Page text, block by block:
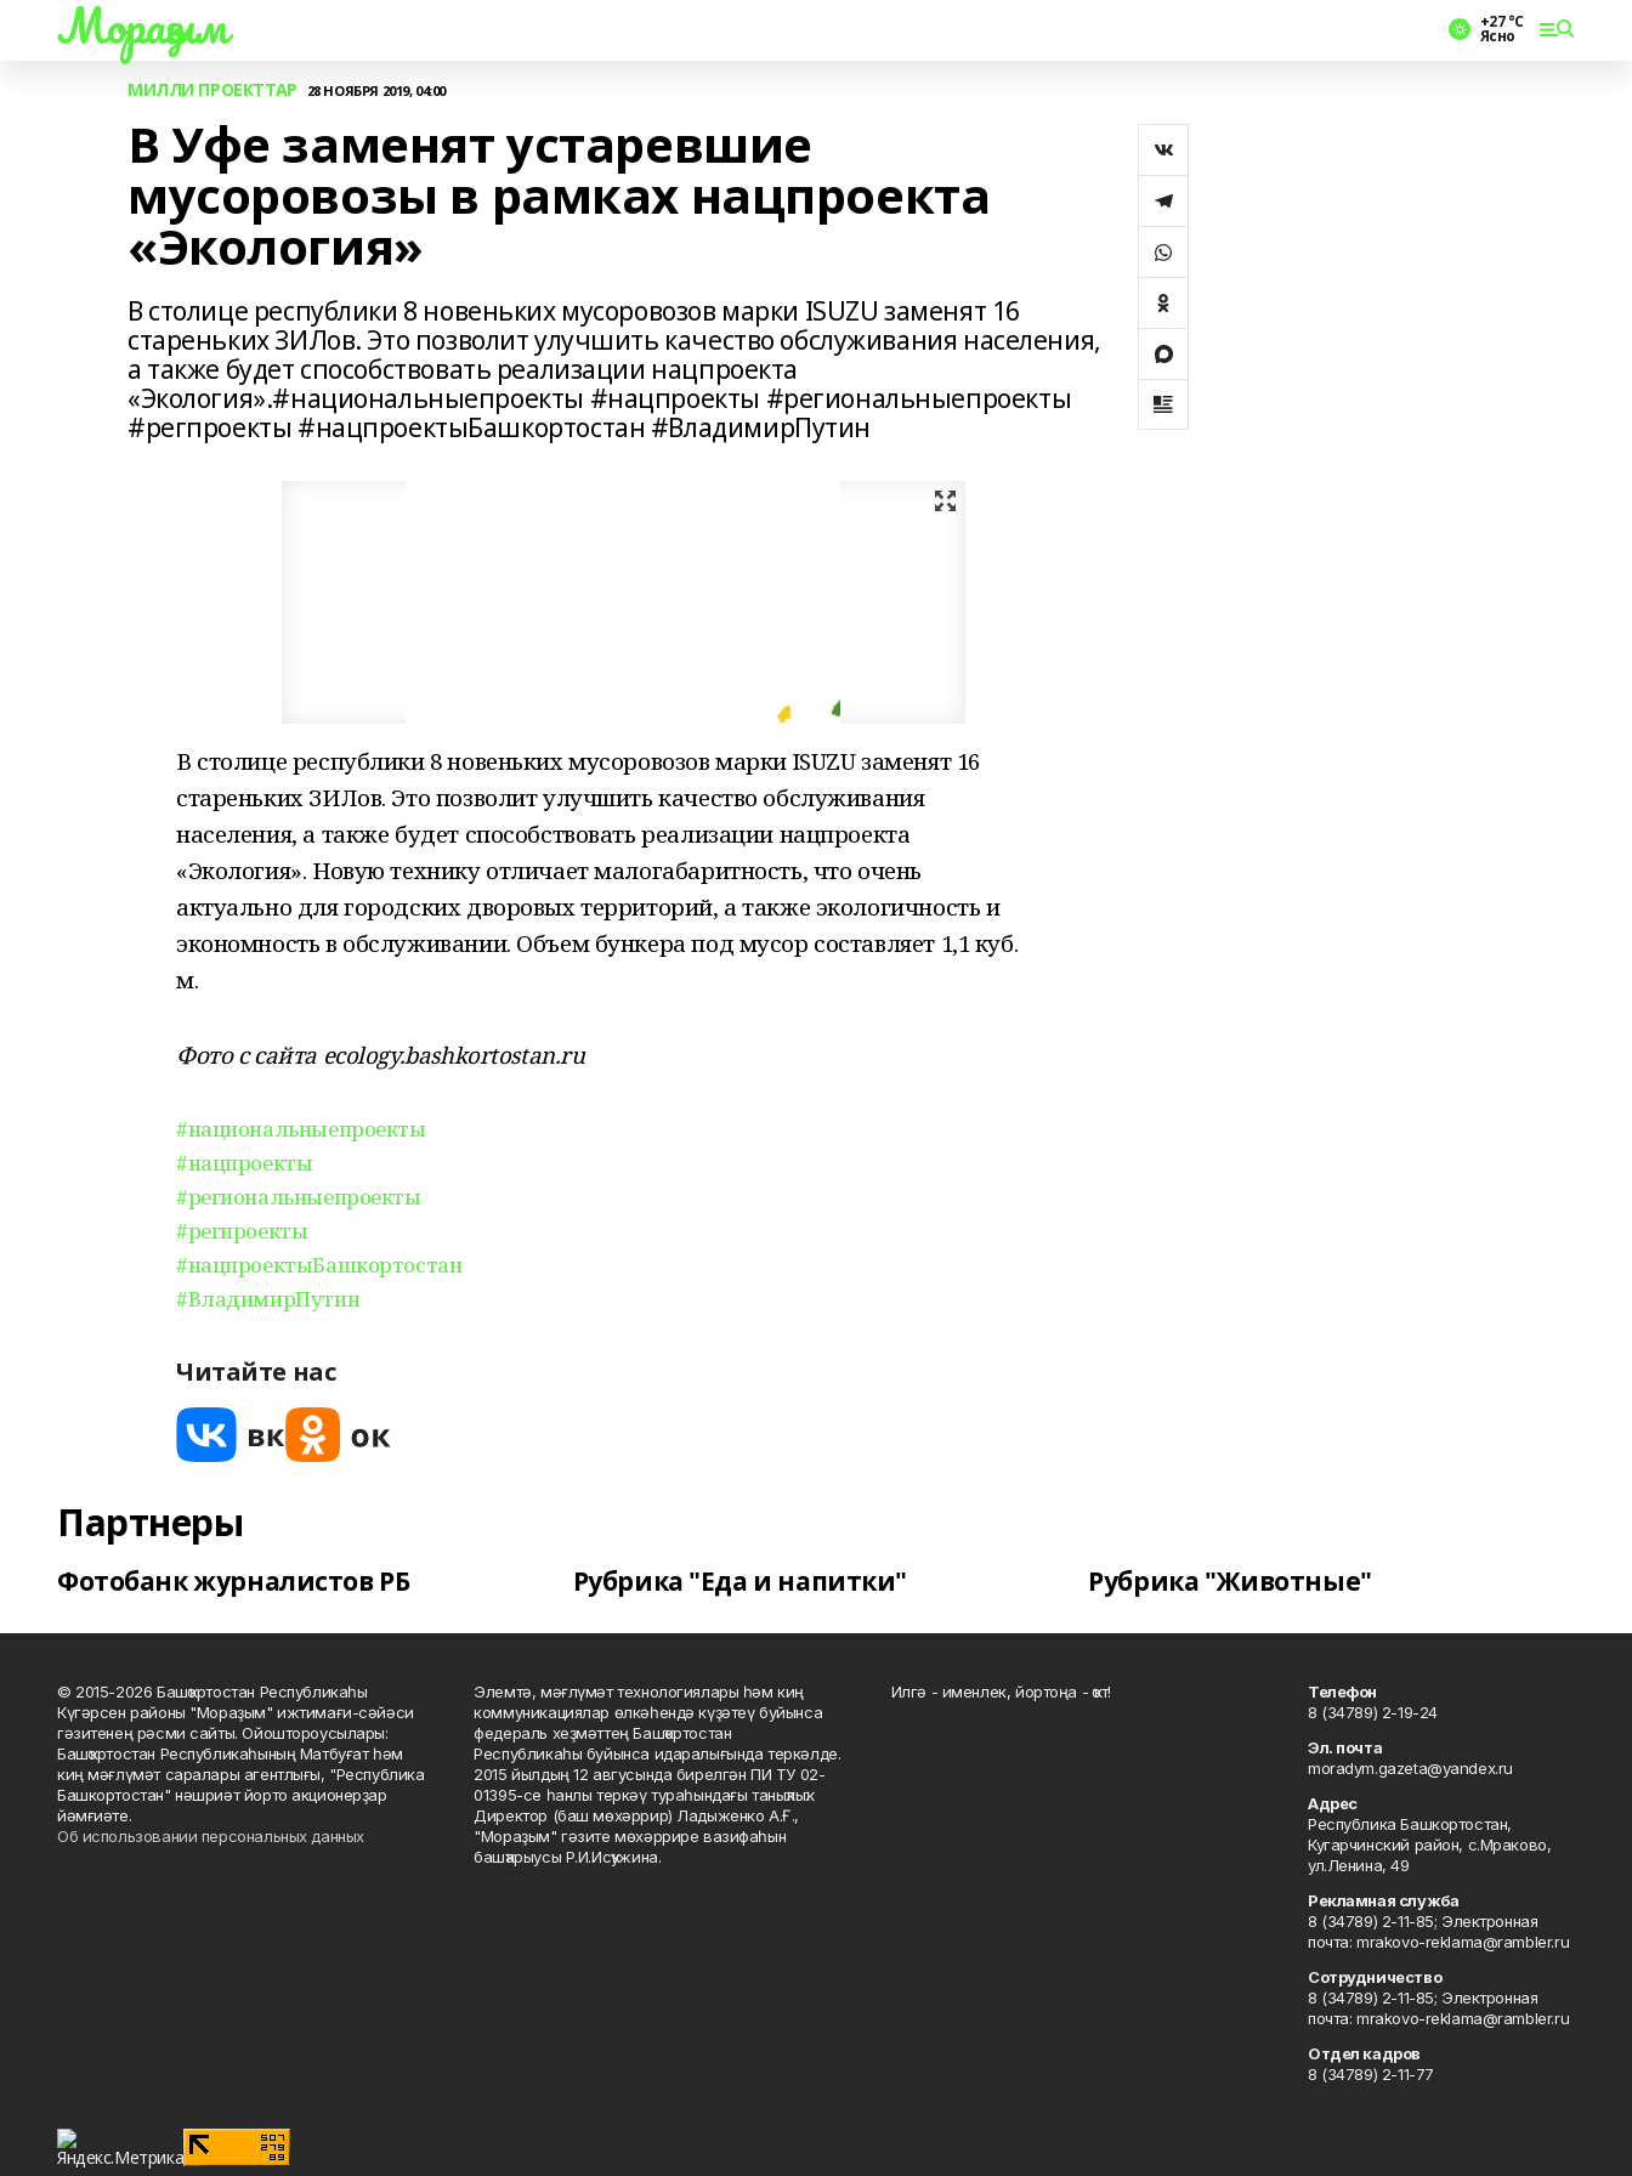
Мораҙым +27 °С
Ясно
МИЛЛИ ПРОЕКТТАР 28 НОЯБРЯ 2019, 04:00
В Уфе заменят устаревшие
мусоровозы в рамках нацпроекта
«Экология»
В столице республики 8 новеньких мусоровозов марки ISUZU заменят 16
стареньких ЗИЛов. Это позволит улучшить качество обслуживания населения,
а также будет способствовать реализации нацпроекта
«Экология».#национальныепроекты #нацпроекты #региональныепроекты
#регпроекты #нацпроектыБашкортостан #ВладимирПутин
В столице республики 8 новеньких мусоровозов марки ISUZU заменят 16
стареньких ЗИЛов. Это позволит улучшить качество обслуживания
населения, а также будет способствовать реализации нацпроекта
«Экология». Новую технику отличает малогабаритность, что очень
актуально для городских дворовых территорий, а также экологичность и
экономность в обслуживании. Объем бункера под мусор составляет 1,1 куб.
м.
Фото с сайта ecology.bashkortostan.ru
#национальныепроекты
#нацпроекты
#региональныепроекты
#регпроекты
#нацпроектыБашкортостан
#ВладимирПутин
Читайте нас
Партнеры
Фотобанк журналистов РБ Рубрика "Еда и напитки" Рубрика "Животные"
© 2015-2026 Башҡортостан Республикаһы
Күгәрсен районы "Мораҙым" ижтимағи-сәйәси
гәзитенең рәсми сайты. Ойоштороусылары:
Башҡортостан Республикаһының Матбуғат һәм
киң мәғлүмәт саралары агентлығы, "Республика
Башкортостан" нәшриәт йорто акционерҙар
йәмғиәте.
Об использовании персональных данных
Элемтә, мәғлүмәт технологиялары һәм киң
коммуникациялар өлкәһендә күҙәтеү буйынса
федераль хеҙмәттең Башҡортостан
Республикаһы буйынса идаралығында теркәлде.
2015 йылдың 12 авгусында бирелгән ПИ ТУ 02-
01395-се һанлы теркәү тураһындағы таныҡлыҡ.
Директор (баш мөхәррир) Ладыженко А.Ғ.,
"Мораҙым" гәзите мөхәррире вазифаһын
башҡарыусы Р.И.Исҡужина.
Илгә - именлек, йортоңа - ҡот!
Телефон
8 (34789) 2-19-24
Эл. почта
moradym.gazeta@yandex.ru
Адрес
Республика Башкортостан,
Кугарчинский район, с.Мраково,
ул.Ленина, 49
Рекламная служба
8 (34789) 2-11-85; Электронная
почта: mrakovo-reklama@rambler.ru
Сотрудничество
8 (34789) 2-11-85; Электронная
почта: mrakovo-reklama@rambler.ru
Отдел кадров
8 (34789) 2-11-77